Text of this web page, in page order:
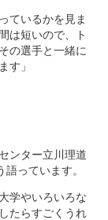
ているかを見ま
は短いので、ト
の選手と一緒に
す」
ンター立川理道
っています。
学やいろいろな
たらすごくうれ